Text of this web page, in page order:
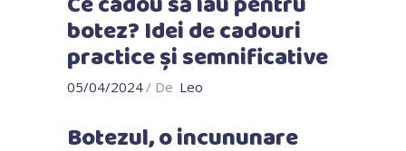
botez? Idei de cadouri
practice și semnificative
05/04/2024 De Leo
Botezul, o incununare